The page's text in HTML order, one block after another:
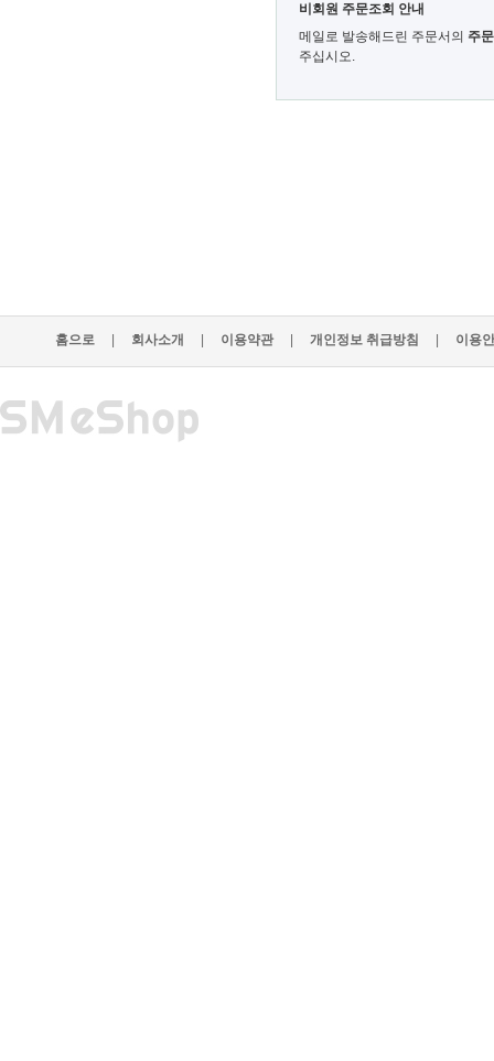
비회원 주문조회 안내
메일로 발송해드린 주문서의 주
주십시오.
홈으로 회사소개 이용약관 개인정보 취급방침 이용